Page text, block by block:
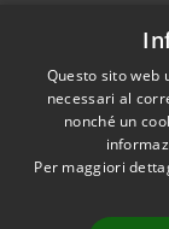
RSS
Questo sito web
necessari al
nonché un
Per maggiori